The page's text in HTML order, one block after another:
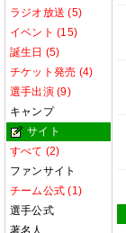
ラジオ放送 (5)
イベント (15)
誕生日 (5)
チケット発売 (4)
選手出演 (9)
キャンプ
サイト
すべて (2)
ファンサイト
チーム公式 (1)
選手公式
著名人